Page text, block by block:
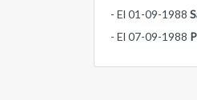
- El 01-09-1988
- El 07-09-1988